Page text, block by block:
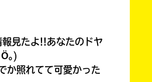
見たよ!!あなたのドヤ
｡)
か照れてて可愛かった